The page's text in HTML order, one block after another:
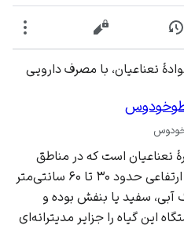
نمایش تاریخچهنمایش مبدأ
نعناعیان، با مصرف دارویی
نعناعیان است که در مناطق
خشک و نیمه‌مرطوب می‌روید و ارتفاعی حدود ۳۰ تا ۶۰ سانتی‌متر
سفید یا بنفش بوده و
این گیاه را جزایر مدیترانه‌ای